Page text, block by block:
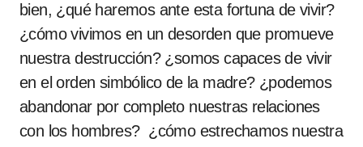
bien, ¿qué haremos ante esta fortuna de vivir?
¿cómo vivimos en un desorden que promueve
nuestra destrucción? ¿somos capaces de vivir
en el orden simbólico de la madre? ¿podemos
abandonar por completo nuestras relaciones
con los hombres? ¿cómo estrechamos nuestra